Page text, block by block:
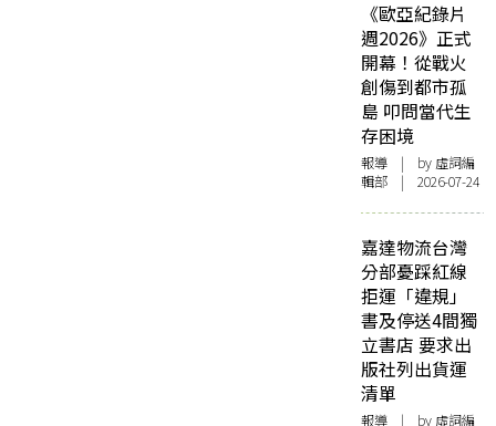
《歐亞紀錄片
週2026》正式
開幕！從戰火
創傷到都市孤
島 叩問當代生
存困境
報導 | by 虛詞編
輯部 | 2026-07-24
嘉達物流台灣
分部憂踩紅線
拒運「違規」
書及停送4間獨
立書店 要求出
版社列出貨運
清單
報導 | by 虛詞編